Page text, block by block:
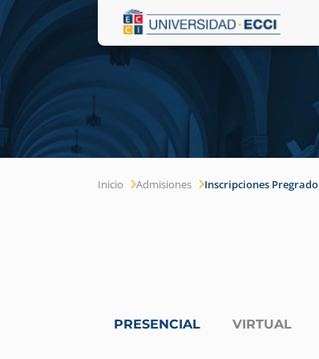
Inicio Admisiones Inscripciones Pregrado
PRESENCIAL VIRTUAL